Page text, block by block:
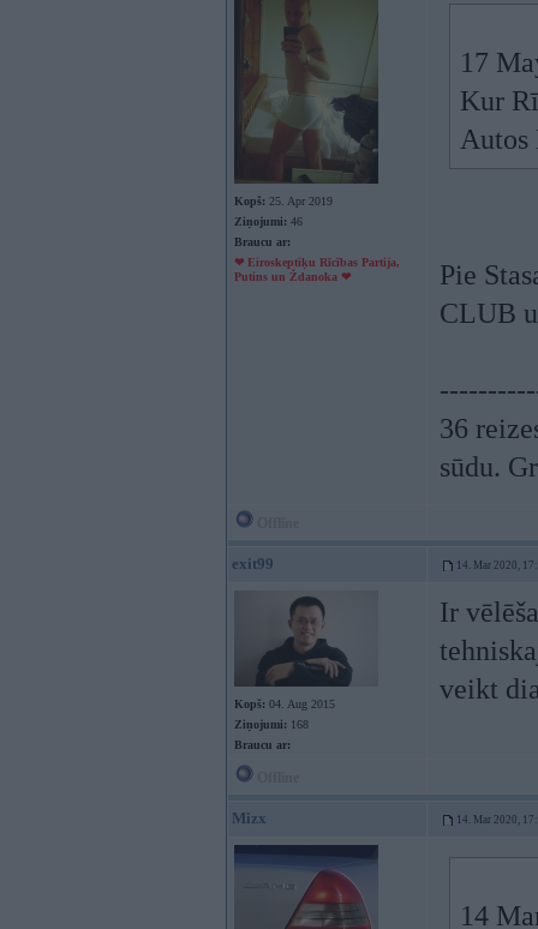
Kopš: 25. Apr 2019
Ziņojumi: 46
Braucu ar:
❤ Eiroskeptiķu Rīcības Partija,
Putins un Ždanoka ❤
17
Kur
Autos
Pie
CLUB
36
sūdu.
exit99 14. Mar 2020,
Kopš: 04. Aug 2015
Ziņojumi: 168
Braucu ar:
Ir
veikt
Mizx 14. Mar 2020,
14